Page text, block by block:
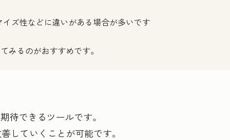
ズ性などに違いがある場合が多いです
みるのがおすすめです。
待できるツールです。
していくことが可能です。